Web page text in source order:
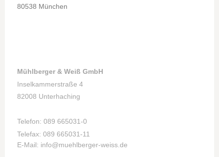
80538 München
Mühlberger & Weiß GmbH
Inselkammerstraße 4
82008 Unterhaching
Telefon: 089 665031-0
Telefax: 089 665031-11
E-Mail: info@muehlberger-weiss.de